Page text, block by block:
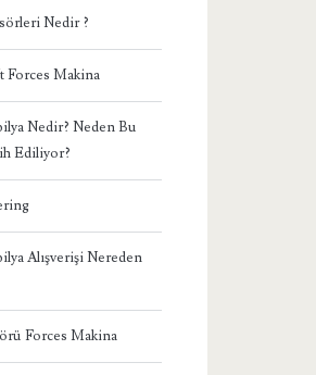
Nedir ?
Forces Makina
Nedir? Neden Bu
Ediliyor?
Alışverişi Nereden
Forces Makina